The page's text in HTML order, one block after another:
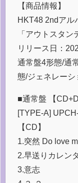
【商品情報】
HKT48 2ndアル
「アウトスタン
リリース日：
通常盤4形態/通
態/ジェネレーシ
■通常盤 【
[TYPE-A]
【CD】
1.突然 Do love
2.早送りカレン
3.意志